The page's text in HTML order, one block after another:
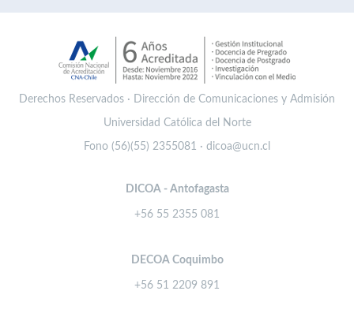
Derechos Reservados · Dirección de Comunicaciones y Admisión
Universidad Católica del Norte
Fono (56)(55) 2355081 · dicoa@ucn.cl
DICOA - Antofagasta
+56 55 2355 081
DECOA Coquimbo
+56 51 2209 891